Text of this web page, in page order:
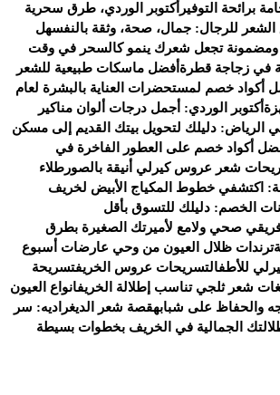
أكتوبر الوردي، طرق سحرية
الشعر للرجال: جمال، صحة، وثقة بالنفسهل
ومضمونة تجعل شعرك ينمو كالسحر في وقت
في زجاجة قطرة أفضل ماسكات طبيعية للشعر
أكواد خصم لمستحضرات العناية بالبشرة لعام
أكتوبر الوردي: أجمل درجات ألوان مناكير
الرياض: دليلك لتحويل بيتك القديم إلى مسكن
أكواد خصم على العطور الفاخرة في
طلاء
اكتشفي خطوط المكياج الأبيض لخريف
الخصم: دليلك للتسوق بأقل
صحي ولامع لأميرتك الصغيرة بطرق
ترندات ظلال العيون من وحي عارضات أسبوع
للأطفالتسريحات عروس الخريفتسريحة
شعر ثلجي تناسب إطلالة الخريفانواع العيون
والحفاظ على شبابهقصة شعر الديغراديه: سر
الجمالية في الخريف بخطوات بسيطة